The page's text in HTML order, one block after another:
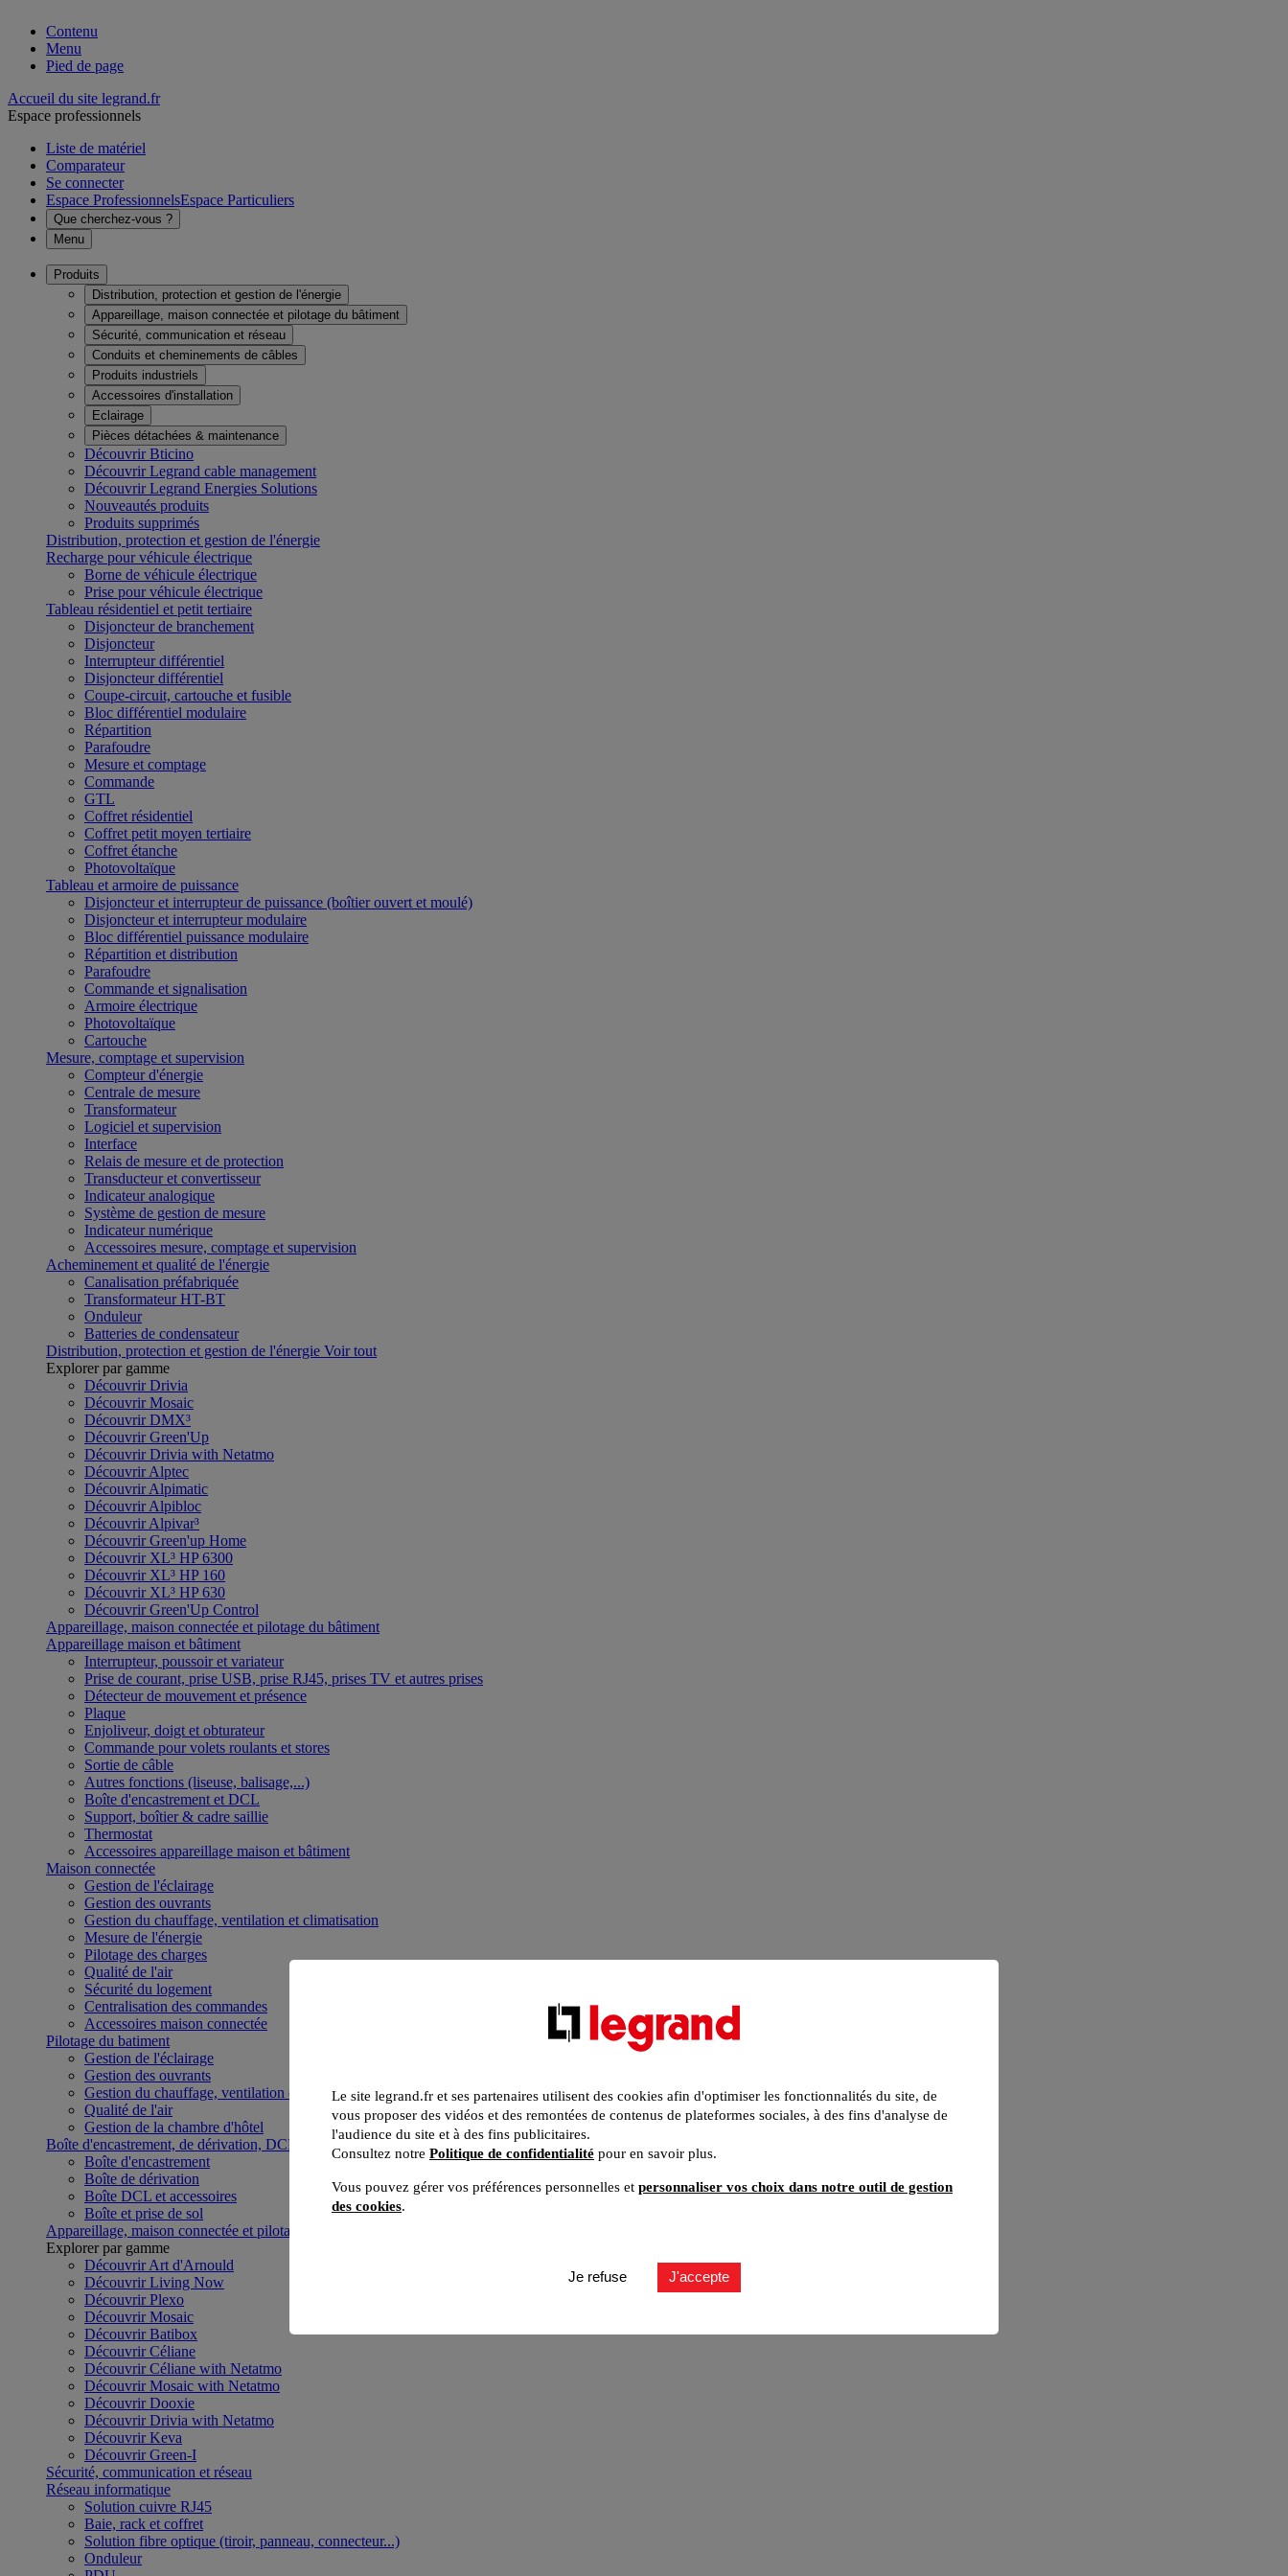
Contenu
Menu
Pied de page
Accueil du site legrand.fr
Espace professionnels
Liste de matériel
Comparateur
Se connecter
Espace ProfessionnelsEspace Particuliers
Que cherchez-vous ?
Menu
Produits
Distribution, protection et gestion de l'énergie
Appareillage, maison connectée et pilotage du bâtiment
Sécurité, communication et réseau
Conduits et cheminements de câbles
Produits industriels
Accessoires d'installation
Eclairage
Pièces détachées & maintenance
Découvrir Bticino
Découvrir Legrand cable management
Découvrir Legrand Energies Solutions
Nouveautés produits
Produits supprimés
Distribution, protection et gestion de l'énergie
Recharge pour véhicule électrique
Borne de véhicule électrique
Prise pour véhicule électrique
Tableau résidentiel et petit tertiaire
Disjoncteur de branchement
Disjoncteur
Interrupteur différentiel
Disjoncteur différentiel
Coupe-circuit, cartouche et fusible
Bloc différentiel modulaire
Répartition
Parafoudre
Mesure et comptage
Commande
GTL
Coffret résidentiel
Coffret petit moyen tertiaire
Coffret étanche
Photovoltaïque
Tableau et armoire de puissance
Disjoncteur et interrupteur de puissance (boîtier ouvert et moulé)
Disjoncteur et interrupteur modulaire
Bloc différentiel puissance modulaire
Répartition et distribution
Parafoudre
Commande et signalisation
Armoire électrique
Photovoltaïque
Cartouche
Mesure, comptage et supervision
Compteur d'énergie
Centrale de mesure
Transformateur
Logiciel et supervision
Interface
Relais de mesure et de protection
Transducteur et convertisseur
Indicateur analogique
Système de gestion de mesure
Indicateur numérique
Accessoires mesure, comptage et supervision
Acheminement et qualité de l'énergie
Canalisation préfabriquée
Transformateur HT-BT
Onduleur
Batteries de condensateur
Distribution, protection et gestion de l'énergie Voir tout
Explorer par gamme
Découvrir Drivia
Découvrir Mosaic
Découvrir DMX³
Découvrir Green'Up
Découvrir Drivia with Netatmo
Découvrir Alptec
Découvrir Alpimatic
Découvrir Alpibloc
Découvrir Alpivar³
Découvrir Green'up Home
Découvrir XL³ HP 6300
Découvrir XL³ HP 160
Découvrir XL³ HP 630
Découvrir Green'Up Control
Appareillage, maison connectée et pilotage du bâtiment
Appareillage maison et bâtiment
Interrupteur, poussoir et variateur
Prise de courant, prise USB, prise RJ45, prises TV et autres prises
Détecteur de mouvement et présence
Plaque
Enjoliveur, doigt et obturateur
Commande pour volets roulants et stores
Sortie de câble
Autres fonctions (liseuse, balisage,...)
Boîte d'encastrement et DCL
Support, boîtier & cadre saillie
Thermostat
Accessoires appareillage maison et bâtiment
Maison connectée
Gestion de l'éclairage
Gestion des ouvrants
Gestion du chauffage, ventilation et climatisation
Mesure de l'énergie
Pilotage des charges
Qualité de l'air
Sécurité du logement
Centralisation des commandes
Accessoires maison connectée
Pilotage du batiment
Gestion de l'éclairage
Gestion des ouvrants
Gestion du chauffage, ventilation et climatisation
Qualité de l'air
Gestion de la chambre d'hôtel
Boîte d'encastrement, de dérivation, DCL et boîte de sol
Boîte d'encastrement
Boîte de dérivation
Boîte DCL et accessoires
Boîte et prise de sol
Appareillage, maison connectée et pilotage du bâtiment
Explorer par gamme
Découvrir Art d'Arnould
Découvrir Living Now
Découvrir Plexo
Découvrir Mosaic
Découvrir Batibox
Découvrir Céliane
Découvrir Céliane with Netatmo
Découvrir Mosaic with Netatmo
Découvrir Dooxie
Découvrir Drivia with Netatmo
Découvrir Keva
Découvrir Green-I
Sécurité, communication et réseau
Réseau informatique
Solution cuivre RJ45
Baie, rack et coffret
Solution fibre optique (tiroir, panneau, connecteur...)
Onduleur
Le site legrand.fr et ses partenaires utilisent des cookies afin d'optimiser les fonctionnalités du site, de
vous proposer des vidéos et des remontées de contenus de plateformes sociales, à des fins d'analyse de
l'audience du site et à des fins publicitaires.
Consultez notre Politique de confidentialité pour en savoir plus.
Vous pouvez gérer vos préférences personnelles et personnaliser vos choix dans notre outil de gestion
des cookies.
Je refuse J'accepte